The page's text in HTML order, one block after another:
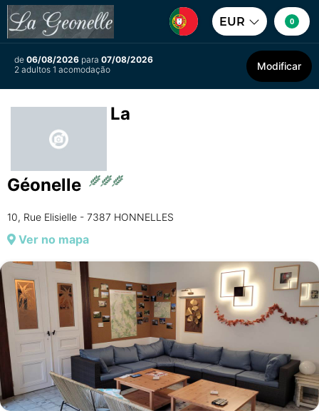
EUR 0
de 06/08/2026 para 07/08/2026
2 adultos 1 acomodação
Modificar
La
Géonelle
10, Rue Elisielle - 7387 HONNELLES
Ver no mapa